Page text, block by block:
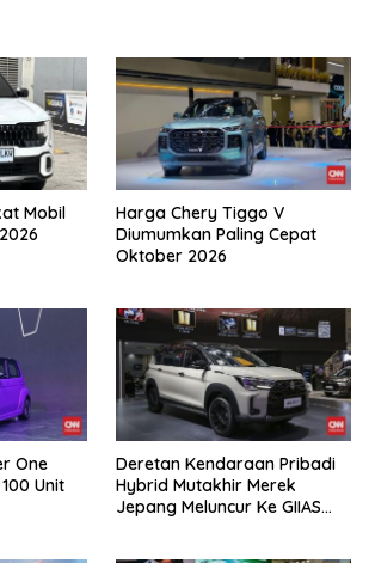
Mobil
Harga Chery Tiggo V
Diumumkan Paling Cepat
Oktober 2026
One
Unit
Deretan Kendaraan Pribadi
Hybrid Mutakhir Merek
Jepang Meluncur Ke GIIAS